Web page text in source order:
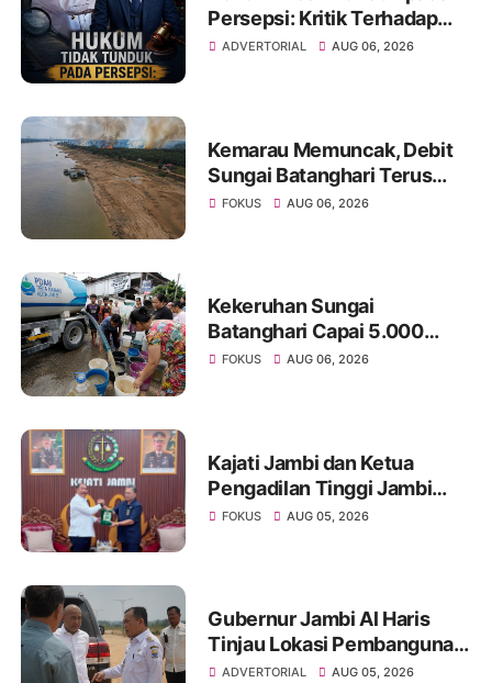
Persepsi: Kritik Terhadap
Monopoli Kebenaran oleh
ADVERTORIAL AUG 06, 2026
Kemarau Memuncak, Debit
Sungai Batanghari Terus
Menyusut, Jambi Hadapi
FOKUS AUG 06, 2026
Kekeruhan Sungai
Batanghari Capai 5.000
NTU, Distribusi Air PDAM
FOKUS AUG 06, 2026
Kajati Jambi dan Ketua
Pengadilan Tinggi Jambi
Berkomitmen Perkuat
FOKUS AUG 05, 2026
Gubernur Jambi Al Haris
Tinjau Lokasi Pembangunan
Sekolah Rakyat dan Lokasi
ADVERTORIAL AUG 05, 2026